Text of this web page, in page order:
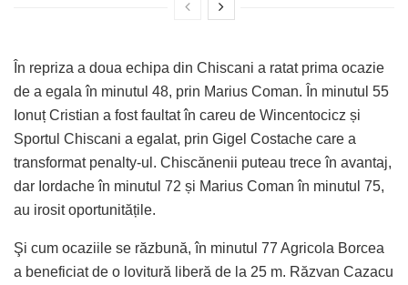
În repriza a doua echipa din Chiscani a ratat prima ocazie
de a egala în minutul 48, prin Marius Coman. În minutul 55
Ionuț Cristian a fost faultat în careu de Wincentocicz și
Sportul Chiscani a egalat, prin Gigel Costache care a
transformat penalty-ul. Chiscănenii puteau trece în avantaj,
dar Iordache în minutul 72 și Marius Coman în minutul 75,
au irosit oportunitățile.
Şi cum ocaziile se răzbună, în minutul 77 Agricola Borcea
a beneficiat de o lovitură liberă de la 25 m. Răzvan Cazacu